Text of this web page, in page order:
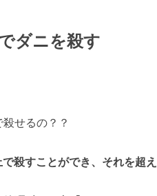
ダニを殺す
せるの？？
殺すことができ、それを超